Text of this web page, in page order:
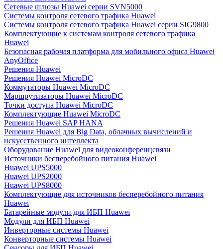
Сетевые шлюзы Huawei серии SVN5000
Системы контроля сетевого трафика Huawei
Системы контроля сетевого трафика Huawei серии SIG9800
Комплектующие к системам контроля сетевого трафика
Huawei
Безопасная рабочая платформа для мобильного офиса Huawei
AnyOffice
Решения Huawei
Решения Huawei MicroDC
Коммутаторы Huawei MicroDC
Маршрутизаторы Huawei MicroDC
Точки доступа Huawei MicroDC
Комплектующие Huawei MicroDC
Решения Huawei SAP HANA
Решения Huawei для Big Data, облачных вычислений и
искусственного интеллекта
Оборудование Huawei для видеоконференцсвязи
Источники бесперебойного питания Huawei
Huawei UPS5000
Huawei UPS2000
Huawei UPS8000
Комплектующие для источников бесперебойного питания
Huawei
Батарейные модули для ИБП Huawei
Модули для ИБП Huawei
Инверторные системы Huawei
Конверторные системы Huawei